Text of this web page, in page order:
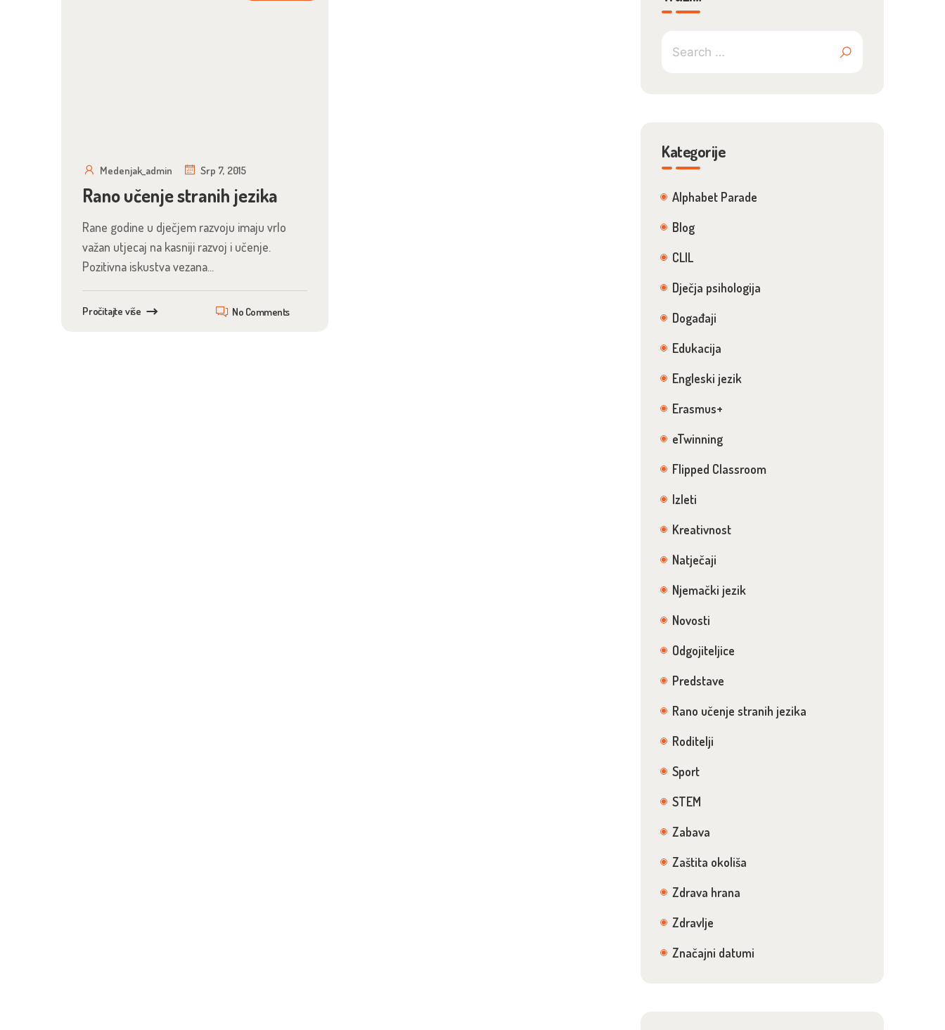
Medenjak_admin Srp 7, 2015
Rano učenje stranih jezika
Rane godine u dječjem razvoju imaju vrlo
važan utjecaj na kasniji razvoj i učenje.
Pozitivna iskustva vezana...
Pročitajte više No Comments
Kategorije
Alphabet Parade
Blog
CLIL
Dječja psihologija
Događaji
Edukacija
Engleski jezik
Erasmus+
eTwinning
Flipped Classroom
Izleti
Kreativnost
Natječaji
Njemački jezik
Novosti
Odgojiteljice
Predstave
Rano učenje stranih jezika
Roditelji
Sport
STEM
Zabava
Zaštita okoliša
Zdrava hrana
Zdravlje
Značajni datumi